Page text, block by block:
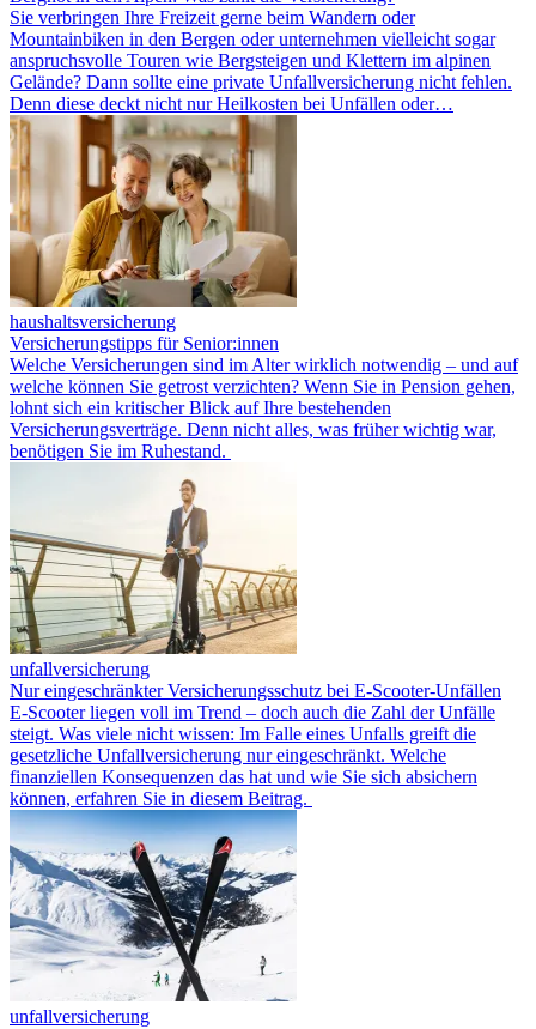
Sie verbringen Ihre Freizeit gerne beim Wandern oder
Mountainbiken in den Bergen oder unternehmen vielleicht sogar
anspruchsvolle Touren wie Bergsteigen und Klettern im alpinen
Gelände? Dann sollte eine private Unfallversicherung nicht fehlen.
Denn diese deckt nicht nur Heilkosten bei Unfällen oder…
haushaltsversicherung
Versicherungstipps für Senior:innen
Welche Versicherungen sind im Alter wirklich notwendig – und auf
welche können Sie getrost verzichten? Wenn Sie in Pension gehen,
lohnt sich ein kritischer Blick auf Ihre bestehenden
Versicherungsverträge. Denn nicht alles, was früher wichtig war,
benötigen Sie im Ruhestand.
unfallversicherung
Nur eingeschränkter Versicherungsschutz bei E-Scooter-Unfällen
E-Scooter liegen voll im Trend – doch auch die Zahl der Unfälle
steigt. Was viele nicht wissen: Im Falle eines Unfalls greift die
gesetzliche Unfallversicherung nur eingeschränkt. Welche
finanziellen Konsequenzen das hat und wie Sie sich absichern
können, erfahren Sie in diesem Beitrag.
unfallversicherung